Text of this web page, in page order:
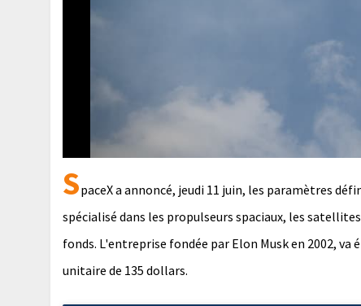
SpaceX a annoncé, jeudi 11 juin, les paramètres
spécialisé dans les propulseurs spaciaux, les
fonds. L'entreprise fondée par Elon Musk en 2002,
unitaire de 135 dollars.